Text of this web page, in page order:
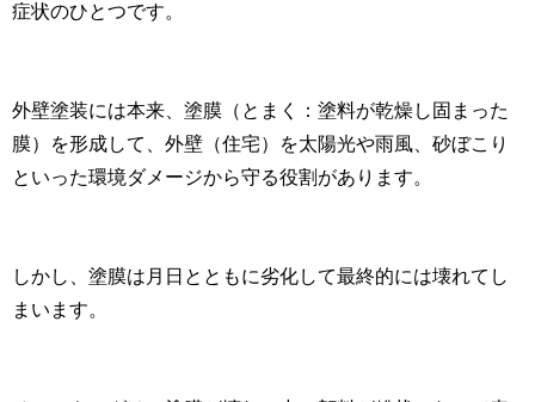
症状のひとつです。
外壁塗装には本来、塗膜（とまく：塗料が乾燥し固まった
膜）を形成して、外壁（住宅）を太陽光や雨風、砂ぼこり
といった環境ダメージから守る役割があります。
しかし、塗膜は月日とともに劣化して最終的には壊れてし
まいます。